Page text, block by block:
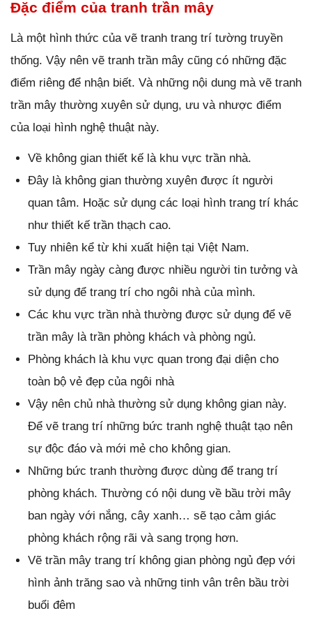
Đặc điểm của tranh trần mây
Là một hình thức của vẽ tranh trang trí tường truyền
thống. Vậy nên vẽ tranh trần mây cũng có những đặc
điểm riêng để nhận biết. Và những nội dung mà vẽ tranh
trần mây thường xuyên sử dụng, ưu và nhược điểm
của loại hình nghệ thuật này.
Về không gian thiết kế là khu vực trần nhà.
Đây là không gian thường xuyên được ít người
quan tâm. Hoặc sử dụng các loại hình trang trí khác
như thiết kế trần thạch cao.
Tuy nhiên kể từ khi xuất hiện tại Việt Nam.
Trần mây ngày càng được nhiều người tin tưởng và
sử dụng để trang trí cho ngôi nhà của mình.
Các khu vực trần nhà thường được sử dụng để vẽ
trần mây là trần phòng khách và phòng ngủ.
Phòng khách là khu vực quan trong đại diện cho
toàn bộ vẻ đẹp của ngôi nhà
Vậy nên chủ nhà thường sử dụng không gian này.
Để vẽ trang trí những bức tranh nghệ thuật tạo nên
sự độc đáo và mới mẻ cho không gian.
Những bức tranh thường được dùng để trang trí
phòng khách. Thường có nội dung về bầu trời mây
ban ngày với nắng, cây xanh… sẽ tạo cảm giác
phòng khách rộng rãi và sang trọng hơn.
Vẽ trần mây trang trí không gian phòng ngủ đẹp với
hình ảnh trăng sao và những tinh vân trên bầu trời
buổi đêm